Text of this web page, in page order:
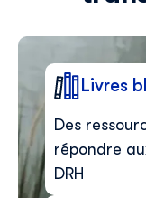
E-mail
Téléphone
Skillup utilise vos
contenu pertinent
Livres
Des
répondre
DRH